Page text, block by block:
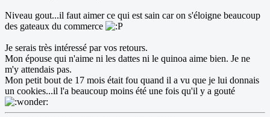
Niveau gout...il faut aimer ce qui est sain car on s'éloigne beaucoup
des gateaux du commerce
Je serais très intéressé par vos retours.
Mon épouse qui n'aime ni les dattes ni le quinoa aime bien. Je ne
m'y attendais pas.
Mon petit bout de 17 mois était fou quand il a vu que je lui donnais
un cookies...il l'a beaucoup moins été une fois qu'il y a gouté